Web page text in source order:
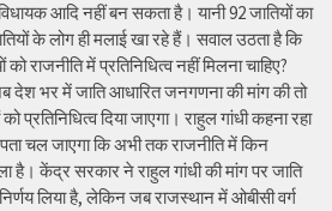
आदि नहीं बन सकता है। यानी 92 जातियों का
के लोग ही मलाई खा रहे हैं। सवाल उठता है कि
को राजनीति में प्रतिनिधित्व नहीं मिलना चाहिए?
देश भर में जाति आधारित जनगणना की मांग की तो
प्रतिनिधित्व दिया जाएगा। राहुल गांधी कहना रहा
चल जाएगा कि अभी तक राजनीति में किन
है। केंद्र सरकार ने राहुल गांधी की मांग पर जाति
लिया है, लेकिन जब राजस्थान में ओबीसी वर्ग